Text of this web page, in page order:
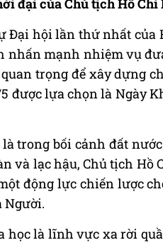
đại của Chủ tịch Hồ
Đại hội lần thứ nhất của
nhấn mạnh nhiệm vụ
trọng để xây dựng
5 được lựa chọn là Ngày
trong bối cảnh đất
và lạc hậu, Chủ tịch
động lực chiến lược
Người.
học là lĩnh vực xa rời